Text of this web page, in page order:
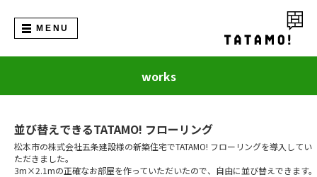
MENU
works
並び替えできるTATAMO! フローリング
松本市の株式会社五条建設様の新築住宅でTATAMO! フローリングを導入してい
ただきました。
3m×2.1mの正確なお部屋を作っていただいたので、自由に並び替えできます。